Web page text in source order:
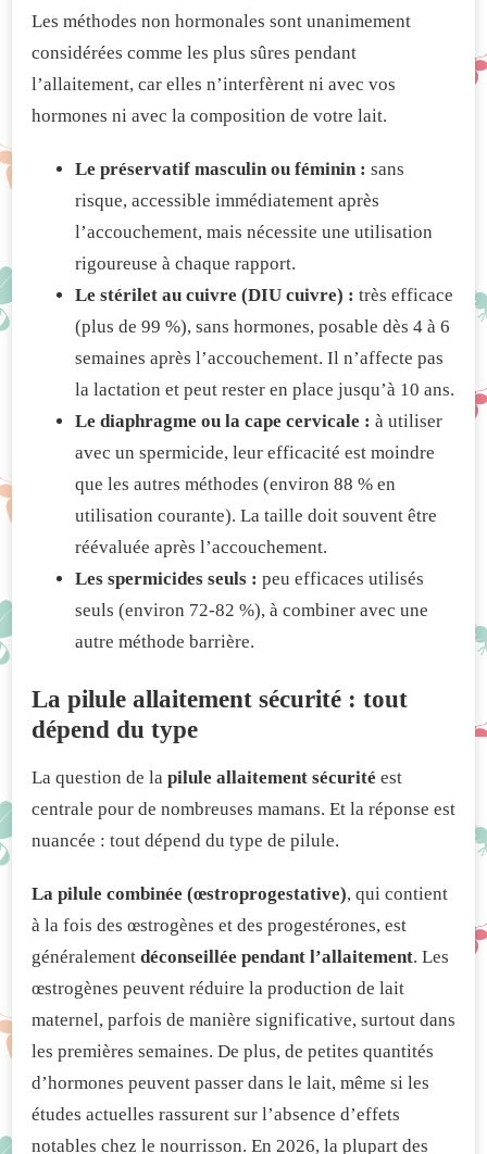
Les méthodes non hormonales sont unanimement
considérées comme les plus sûres pendant
l’allaitement, car elles n’interfèrent ni avec vos
hormones ni avec la composition de votre lait.
Le préservatif masculin ou féminin : sans
risque, accessible immédiatement après
l’accouchement, mais nécessite une utilisation
rigoureuse à chaque rapport.
Le stérilet au cuivre (DIU cuivre) : très efficace
(plus de 99 %), sans hormones, posable dès 4 à 6
semaines après l’accouchement. Il n’affecte pas
la lactation et peut rester en place jusqu’à 10 ans.
Le diaphragme ou la cape cervicale : à utiliser
avec un spermicide, leur efficacité est moindre
que les autres méthodes (environ 88 % en
utilisation courante). La taille doit souvent être
réévaluée après l’accouchement.
Les spermicides seuls : peu efficaces utilisés
seuls (environ 72-82 %), à combiner avec une
autre méthode barrière.
La pilule allaitement sécurité : tout
dépend du type
La question de la pilule allaitement sécurité est
centrale pour de nombreuses mamans. Et la réponse est
nuancée : tout dépend du type de pilule.
La pilule combinée (œstroprogestative), qui contient
à la fois des œstrogènes et des progestérones, est
généralement déconseillée pendant l’allaitement. Les
œstrogènes peuvent réduire la production de lait
maternel, parfois de manière significative, surtout dans
les premières semaines. De plus, de petites quantités
d’hormones peuvent passer dans le lait, même si les
études actuelles rassurent sur l’absence d’effets
notables chez le nourrisson. En 2026, la plupart des